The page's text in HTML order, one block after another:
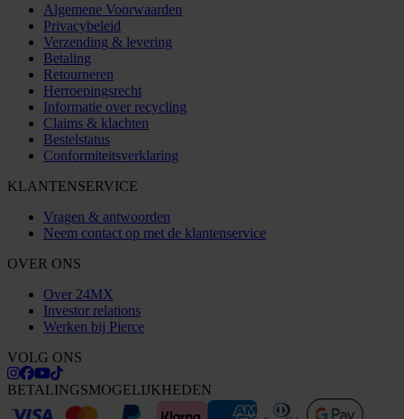
Algemene Voorwaarden
Privacybeleid
Verzending & levering
Betaling
Retourneren
Herroepingsrecht
Informatie over recycling
Claims & klachten
Bestelstatus
Conformiteitsverklaring
KLANTENSERVICE
Vragen & antwoorden
Neem contact op met de klantenservice
OVER ONS
Over 24MX
Investor relations
Werken bij Pierce
VOLG ONS
BETALINGSMOGELIJKHEDEN